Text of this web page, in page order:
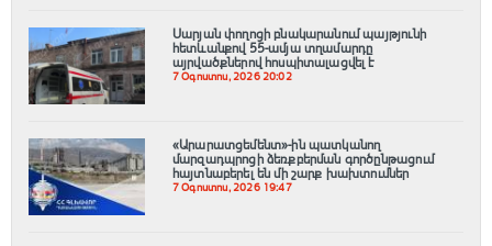
Սարյան փողոցի բնակարանում պայթյունի
հետևանքով 55-ամյա տղամարդը
այրվածքներով հոսպիտալացվել է
7 Օգոստոս, 2026 20:02
«Արարատցեմենտ»-ին պատկանող
մարզադպրոցի ձեռքբերման գործընթացում
հայտնաբերել են մի շարք խախտումներ
7 Օգոստոս, 2026 19:47